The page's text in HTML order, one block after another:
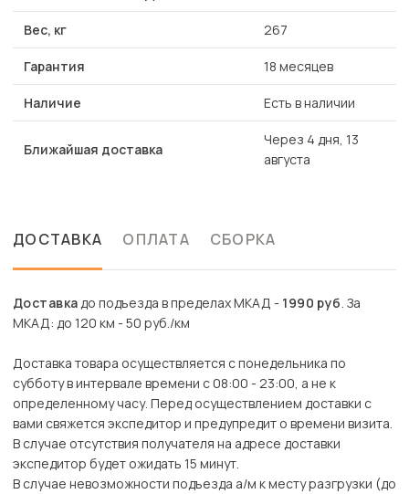
Вес, кг 267
Гарантия 18 месяцев
Наличие Есть в наличии
Ближайшая доставка
Через 4 дня, 13
августа
ДОСТАВКА ОПЛАТА СБОРКА
Доставкадо подъезда в пределах МКАД - 1990 руб. За
МКАД: до 120 км - 50 руб./км
Доставка товара осуществляется с понедельника по
субботу в интервале времени с 08:00 - 23:00, а не к
определенному часу. Перед осуществлением доставки с
вами свяжется экспедитор и предупредит о времени визита.
В случае отсутствия получателя на адресе доставки
экспедитор будет ожидать 15 минут.
В случае невозможности подъезда а/м к месту разгрузки (до